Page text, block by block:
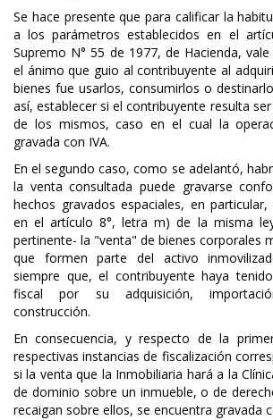
Se hace presente que para calificar la
a los parámetros establecidos en el
Supremo N° 55 de 1977, de Hacienda,
el ánimo que guio al contribuyente al
bienes fue usarlos, consumirlos o
así, establecer si el contribuyente resulta
de los mismos, caso en el cual la
gravada con IVA.
En el segundo caso, como se adelantó,
la venta consultada puede gravarse
hechos gravados espaciales, en
en el artículo 8°, letra m) de la misma
pertinente- la "venta" de bienes corporales
que formen parte del activo
siempre que, el contribuyente haya
fiscal por su adquisición,
construcción.
En consecuencia, y respecto de la
respectivas instancias de fiscalización
si la venta que la Inmobiliaria hará a la
de dominio sobre un inmueble, o de
recaigan sobre ellos, se encuentra gravada